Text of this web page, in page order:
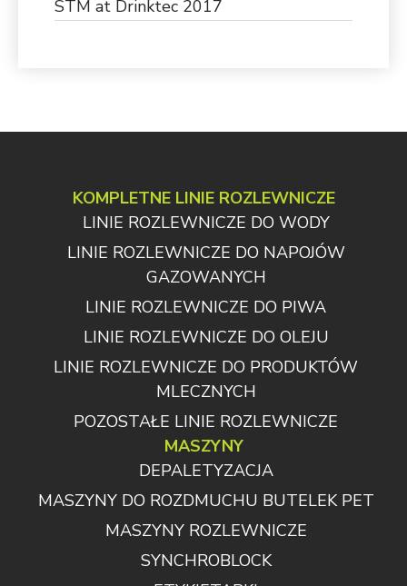
STM at Drinktec 2017
KOMPLETNE LINIE ROZLEWNICZE
LINIE ROZLEWNICZE DO WODY
LINIE ROZLEWNICZE DO NAPOJÓW
GAZOWANYCH
LINIE ROZLEWNICZE DO PIWA
LINIE ROZLEWNICZE DO OLEJU
LINIE ROZLEWNICZE DO PRODUKTÓW
MLECZNYCH
POZOSTAŁE LINIE ROZLEWNICZE
MASZYNY
DEPALETYZACJA
MASZYNY DO ROZDMUCHU BUTELEK PET
MASZYNY ROZLEWNICZE
SYNCHROBLOCK